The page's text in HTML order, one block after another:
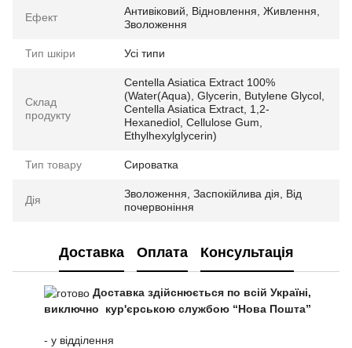
Ефект
Антивіковий, Відновлення, Живлення,
Зволоження
Тип шкіри Усі типи
Склад
продукту
Centella Asiatica Extract 100%
(Water(Aqua), Glycerin, Butylene Glycol,
Centella Asiatica Extract, 1,2-
Hexanediol, Cellulose Gum,
Ethylhexylglycerin)
Тип товару Сироватка
Дія
Зволоження, Заспокійлива дія, Від
почервоніння
Доставка Оплата Консультація
Доставка здійснюється по всій Україні,
виключно кур'єрською службою “Нова Пошта”
- у відділення